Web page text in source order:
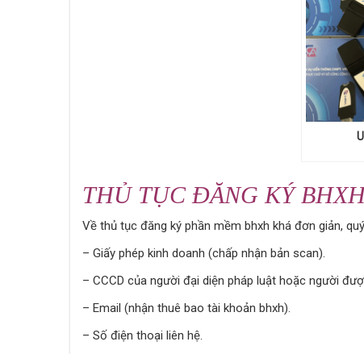
THỦ TỤC ĐĂNG KÝ
Về thủ tục đăng ký phần mềm bhxh khá đơn giản,
– Giấy phép kinh doanh (chấp nhận bản scan).
– CCCD của người đại diện pháp luật hoặc người
– Email (nhận thuê bao tài khoản bhxh).
– Số điện thoại liên hệ.